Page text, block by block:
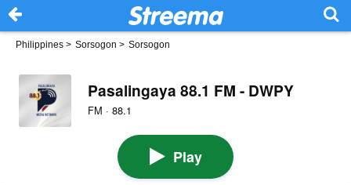
Philippines > Sorsogon > Sorsogon
Pasalingaya 88.1 FM - DWPY
FM · 88.1
Play